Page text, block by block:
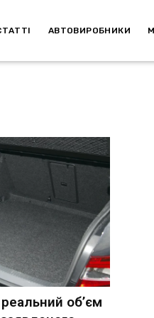
АВТОВИРОБНИКИ
об’єм